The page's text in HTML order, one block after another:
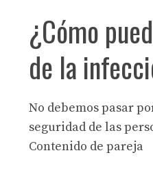
¿Cómo
de la
No debemos pasar
seguridad de las
Contenido de pareja